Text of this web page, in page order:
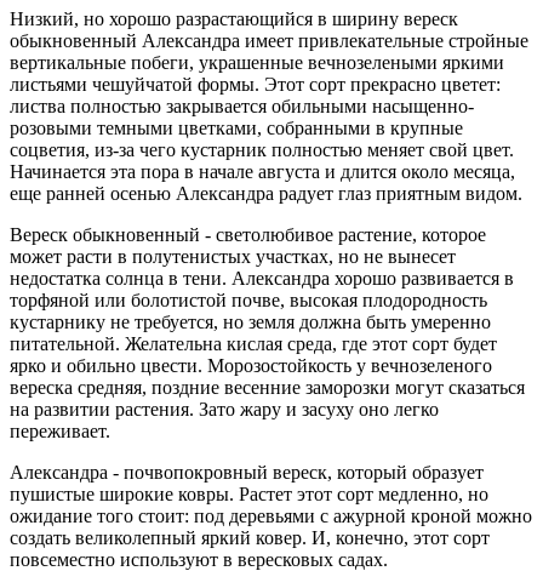
Низкий, но хорошо разрастающийся в ширину вереск
обыкновенный Александра имеет привлекательные стройные
вертикальные побеги, украшенные вечнозелеными яркими
листьями чешуйчатой формы. Этот сорт прекрасно цветет:
листва полностью закрывается обильными насыщенно-
розовыми темными цветками, собранными в крупные
соцветия, из-за чего кустарник полностью меняет свой цвет.
Начинается эта пора в начале августа и длится около месяца,
еще ранней осенью Александра радует глаз приятным видом.
Вереск обыкновенный - светолюбивое растение, которое
может расти в полутенистых участках, но не вынесет
недостатка солнца в тени. Александра хорошо развивается в
торфяной или болотистой почве, высокая плодородность
кустарнику не требуется, но земля должна быть умеренно
питательной. Желательна кислая среда, где этот сорт будет
ярко и обильно цвести. Морозостойкость у вечнозеленого
вереска средняя, поздние весенние заморозки могут сказаться
на развитии растения. Зато жару и засуху оно легко
переживает.
Александра - почвопокровный вереск, который образует
пушистые широкие ковры. Растет этот сорт медленно, но
ожидание того стоит: под деревьями с ажурной кроной можно
создать великолепный яркий ковер. И, конечно, этот сорт
повсеместно используют в вересковых садах.